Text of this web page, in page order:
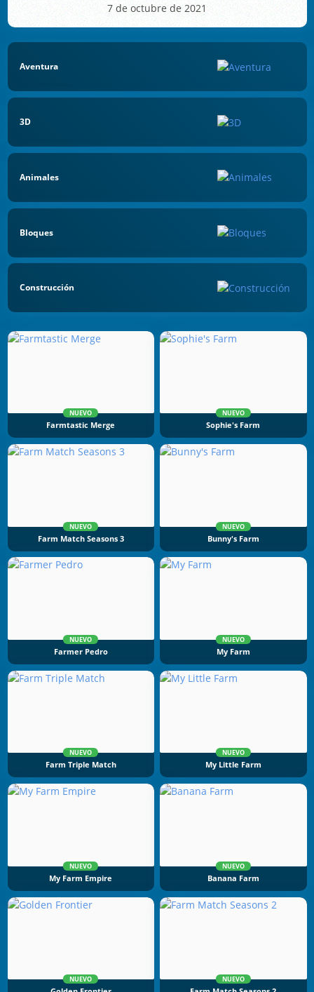
7 de octubre de 2021
Aventura
3D
Animales
Bloques
Construcción
NUEVO
Farmtastic Merge
NUEVO
Sophie's Farm
NUEVO
Farm Match Seasons 3
NUEVO
Bunny's Farm
NUEVO
Farmer Pedro
NUEVO
My Farm
NUEVO
Farm Triple Match
NUEVO
My Little Farm
NUEVO
My Farm Empire
NUEVO
Banana Farm
NUEVO NUEVO